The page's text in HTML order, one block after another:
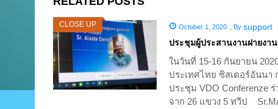
CLOSE UP October 1, 2020 By support
ประชุมผู้ประสานงานฝายงา
ในวันที่ 15-16 กันยายน
ประเทศไทย ซิสเตอร์อันนา
ประชุม VDO Conferenze
จาก 26 แขวง 5 ทวีป